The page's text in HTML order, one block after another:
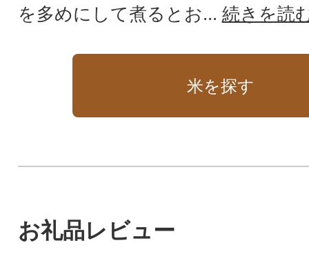
を多めにして煮るとお... 続きを読
米を探す
お礼品レビュー